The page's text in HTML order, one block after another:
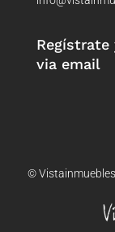
via email
©